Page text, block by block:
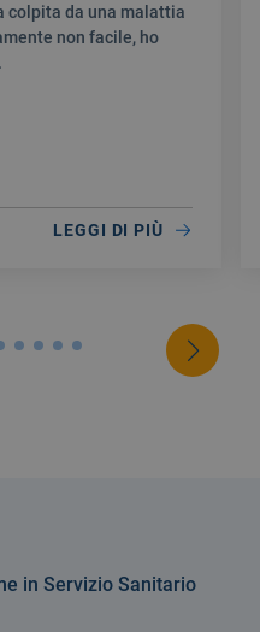
colpita da una malattia
non facile, ho
LEGGI DI PIÙ
in Servizio Sanitario